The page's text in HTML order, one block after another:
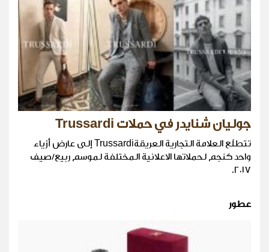
جوليان شنايدر في حملات Trussardi
تتطلّع العلامة التجارية العريقةTrussardi إلى عارض أزياء
واحد كنجم لحملاتها الاعلانية المختلفة لموسم ربيع/صيف
٢٠١٧.
عطور